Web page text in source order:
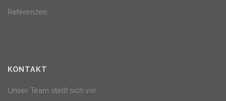
Referenzen
KONTAKT
Unser Team stellt sich vor